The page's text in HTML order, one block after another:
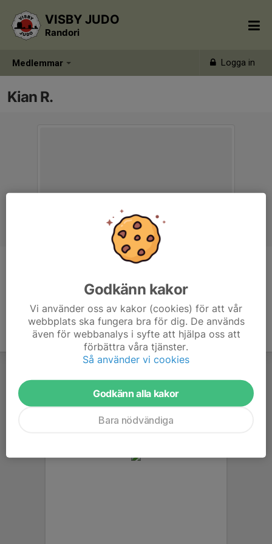
Medlemmar Logga in
VISBY JUDO
Randori
Kian R.
Godkänn kakor
Vi använder oss av kakor (cookies) för att vår
webbplats ska fungera bra för dig. De används
även för webbanalys i syfte att hjälpa oss att
förbättra våra tjänster.
Så använder vi cookies
Godkänn alla kakor
Bara nödvändiga